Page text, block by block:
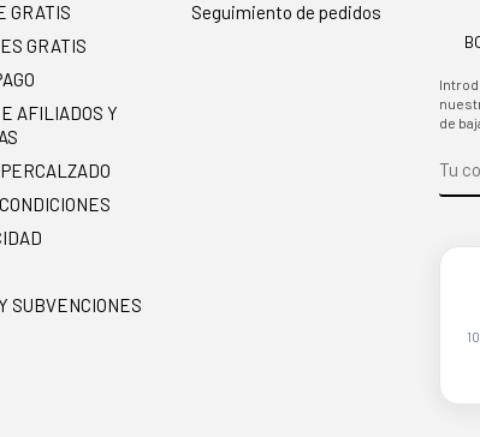
GRATIS
GRATIS
AFILIADOS Y
SUBVENCIONES
Seguimiento de pedidos
de